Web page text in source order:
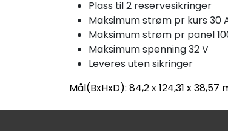
Plass til 2 reservesikringer
Maksimum strøm pr kurs 30
Maksimum strøm pr panel
Maksimum spenning 32 V
Leveres uten sikringer
Mål(BxHxD): 84,2 x 124,31 x 38,57